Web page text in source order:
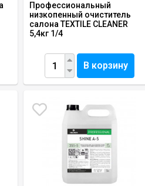
Профессиональный
низкопенный очиститель
салона TEXTILE CLEANER
5,4кг 1/4
В корзину